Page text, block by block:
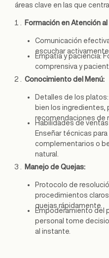
áreas clave en las que
Formación en Atención
Comunicación
escuchar
Empatía y paciencia:
comprensiva y
Conocimiento del Menú:
Detalles de los
bien los ingredientes,
recomendaciones de
Habilidades de
Enseñar técnicas
complementarios o
natural.
Manejo de Quejas:
Protocolo de
procedimientos
quejas rápidamente.
Empoderamiento del
personal tome
al instante.